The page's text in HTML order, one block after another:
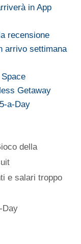
in App
recensione
arrivo settimana
Getaway
a-Day
della
e salari troppo
Day